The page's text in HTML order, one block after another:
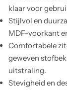
klaar voor
Stijlvol en
MDF-voorkant
Comfortabele
geweven
uitstraling.
Stevigheid en